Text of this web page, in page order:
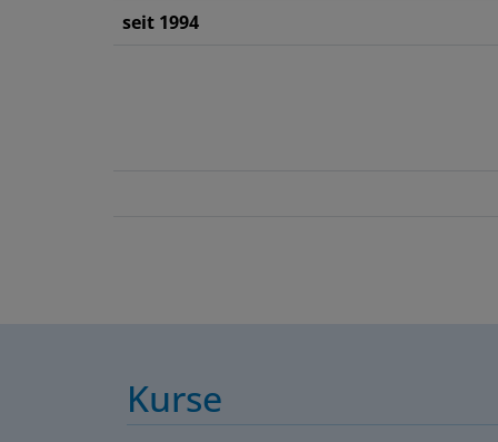
seit 1994
Kurse